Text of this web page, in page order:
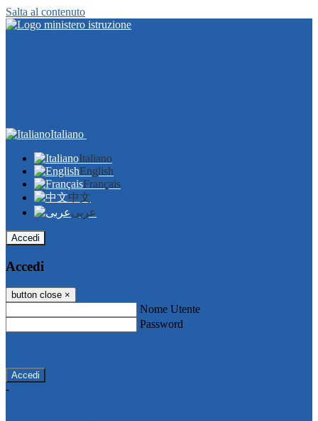
Salta al contenuto
Italiano
Italiano
English
Français
中文
عربى
Accedi
Accedi
button close ×
Nome Utente
Password
-